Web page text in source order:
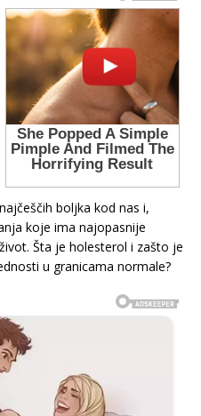
boljka kod nas i,
koje ima najopasnije
Šta je holesterol i zašto je
u granicama normale?